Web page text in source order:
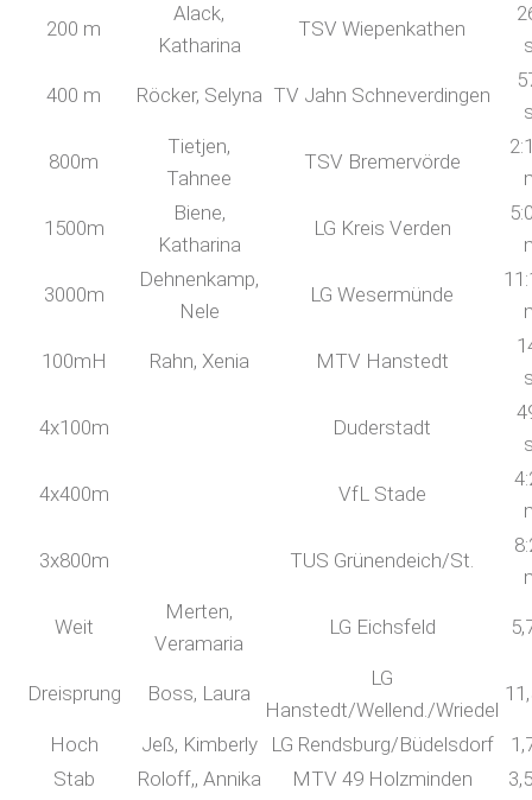
200 m
Alack,
Katharina
TSV Wiepenkathen
400 m Röcker, Selyna TV Jahn Schneverdingen
800m
Tietjen,
Tahnee
TSV Bremervörde
1500m
Biene,
Katharina
LG Kreis Verden
3000m
Dehnenkamp,
Nele
LG Wesermünde
100mH Rahn, Xenia MTV Hanstedt
4x100m Duderstadt
4x400m VfL Stade
3x800m TUS Grünendeich/St.
Weit
Merten,
Veramaria
LG Eichsfeld
Dreisprung Boss, Laura
LG
Hanstedt/Wellend./Wriedel
Hoch Jeß, Kimberly LG Rendsburg/Büdelsdorf
Stab
Roloff,, Annika MTV 49 Holzminden